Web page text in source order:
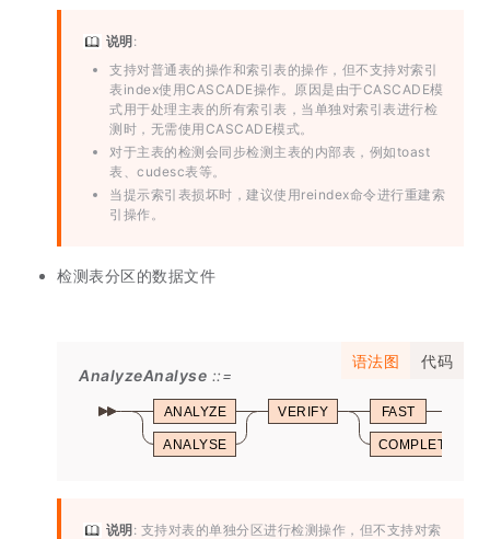
说明:
支持对普通表的操作和索引表的操作，但不支持对索引
表index使用CASCADE操作。原因是由于CASCADE模
式用于处理主表的所有索引表，当单独对索引表进行检
测时，无需使用CASCADE模式。
对于主表的检测会同步检测主表的内部表，例如toast
表、cudesc表等。
当提示索引表损坏时，建议使用reindex命令进行重建索
引操作。
检测表分区的数据文件
语法图 代码
AnalyzeAnalyse
ANALYZE
ANALYSE
VERIFY FAST
COMPLETE
说明: 支持对表的单独分区进行检测操作，但不支持对索